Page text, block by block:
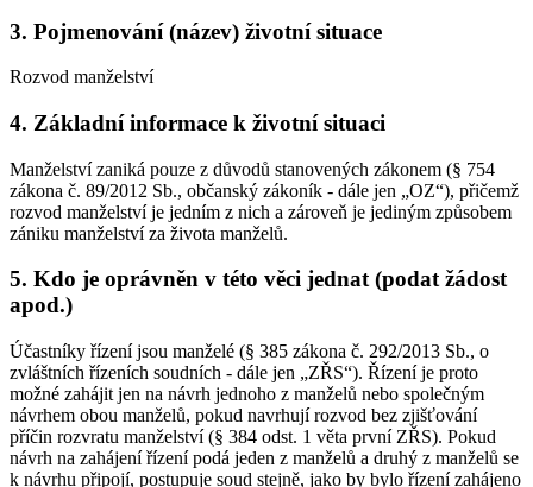
3. Pojmenování (název) životní situace
Rozvod manželství
4. Základní informace k životní situaci
Manželství zaniká pouze z důvodů stanovených zákonem (§ 754
zákona č. 89/2012 Sb., občanský zákoník - dále jen „OZ“), přičemž
rozvod manželství je jedním z nich a zároveň je jediným způsobem
zániku manželství za života manželů.
5. Kdo je oprávněn v této věci jednat (podat žádost
apod.)
Účastníky řízení jsou manželé (§ 385 zákona č. 292/2013 Sb., o
zvláštních řízeních soudních - dále jen „ZŘS“). Řízení je proto
možné zahájit jen na návrh jednoho z manželů nebo společným
návrhem obou manželů, pokud navrhují rozvod bez zjišťování
příčin rozvratu manželství (§ 384 odst. 1 věta první ZŘS). Pokud
návrh na zahájení řízení podá jeden z manželů a druhý z manželů se
k návrhu připojí, postupuje soud stejně, jako by bylo řízení zahájeno